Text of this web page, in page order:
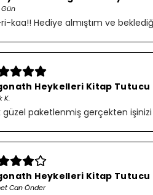
kaa!! Hediye almıştım ve
Heykelleri Kitap Tutucu
K.
paketlenmiş gerçekten işinizi
Heykelleri Kitap Tutucu
Can Önder